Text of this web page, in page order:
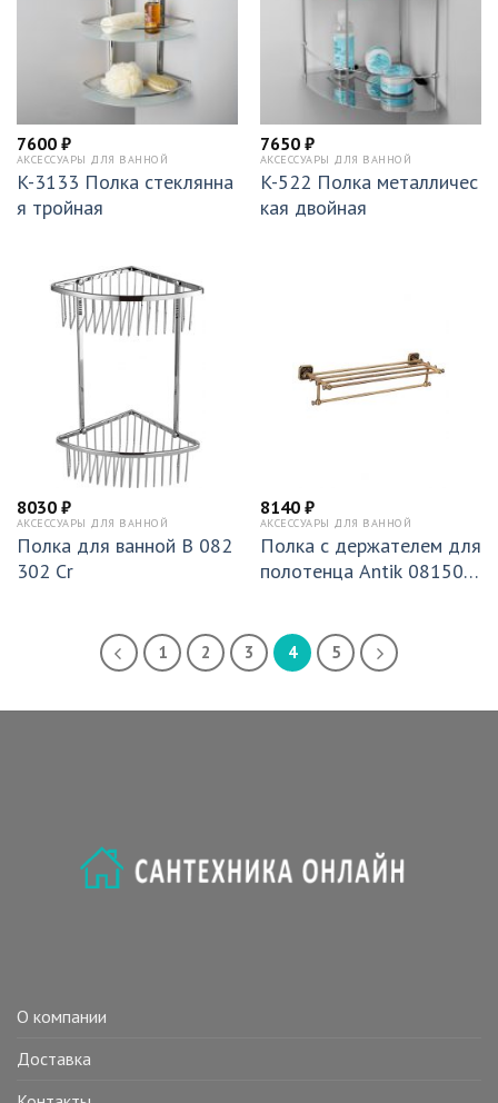
7600 ₽
АКСЕССУАРЫ ДЛЯ ВАННОЙ
K-3133 Полка стеклянна
я тройная
7650 ₽
АКСЕССУАРЫ ДЛЯ ВАННОЙ
K-522 Полка металличес
кая двойная
8030 ₽
АКСЕССУАРЫ ДЛЯ ВАННОЙ
Полка для ванной B 082
302 Cr
8140 ₽
АКСЕССУАРЫ ДЛЯ ВАННОЙ
Полка с держателем для
полотенца Antik 081501
1 2 3 4 5
О компании
Доставка